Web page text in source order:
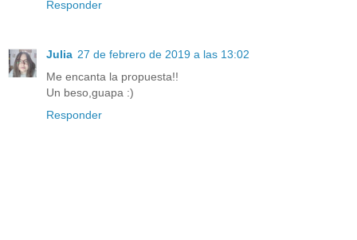
Responder
Julia 27 de febrero de 2019 a las 13:02
Me encanta la propuesta!!
Un beso,guapa :)
Responder